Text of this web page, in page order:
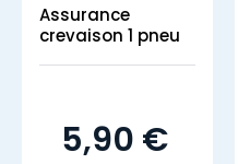
Assurance
crevaison 1 pneu
5,90 €